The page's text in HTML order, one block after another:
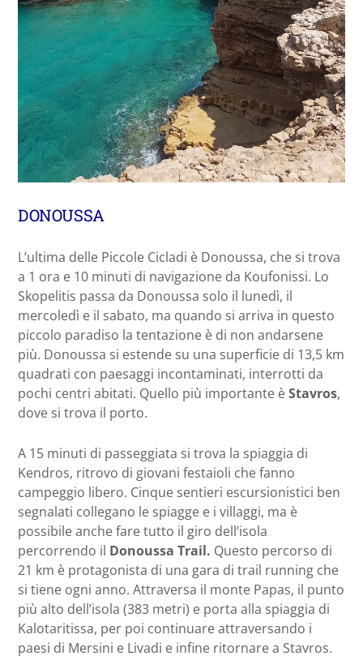
DONOUSSA
L’ultima delle Piccole Cicladi è Donoussa, che si trova
a 1 ora e 10 minuti di navigazione da Koufonissi. Lo
Skopelitis passa da Donoussa solo il lunedì, il
mercoledì e il sabato, ma quando si arriva in questo
piccolo paradiso la tentazione è di non andarsene
più. Donoussa si estende su una superficie di 13,5 km
quadrati con paesaggi incontaminati, interrotti da
pochi centri abitati. Quello più importante èStavros,
dove si trova il porto.
A 15 minuti di passeggiata si trova la spiaggia di
Kendros, ritrovo di giovani festaioli che fanno
campeggio libero. Cinque sentieri escursionistici ben
segnalati collegano le spiagge e i villaggi, ma è
possibile anche fare tutto il giro dell’isola
percorrendo il Donoussa Trail. Questo percorso di
21 km è protagonista di una gara di trail running che
si tiene ogni anno. Attraversa il monte Papas, il punto
più alto dell’isola (383 metri) e porta alla spiaggia di
Kalotaritissa, per poi continuare attraversando i
paesi di Mersini e Livadi e infine ritornare a Stavros.